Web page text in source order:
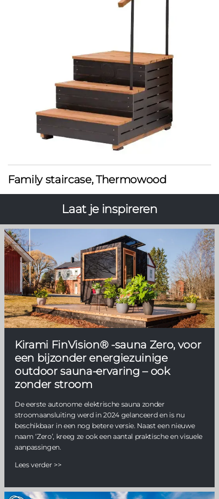
Family staircase, Thermowood
Laat je inspireren
Kirami FinVision® -sauna Zero, voor
een bijzonder energiezuinige
outdoor sauna-ervaring – ook
zonder stroom
De eerste autonome elektrische sauna zonder
stroomaansluiting werd in 2024 gelanceerd en is nu
beschikbaar in een nog betere versie. Naast een nieuwe
naam ‘Zero’, kreeg ze ook een aantal praktische en visuele
aanpassingen.
Lees verder >>